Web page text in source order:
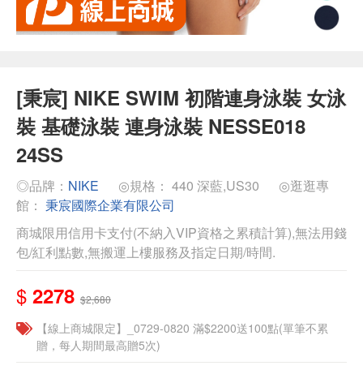
[秉宸] NIKE SWIM 初階連身泳裝 女泳
裝 基礎泳裝 連身泳裝 NESSE018
24SS
◎品牌： NIKE ◎規格： 440 深藍,US30
◎逛逛專
館： 秉宸國際企業有限公司
商城限用信用卡支付(不納入VIP資格之累積計算),無法用錢
包/紅利點數,無搬運上樓服務及指定日期/時間.
$ 2278 $2,680
【線上商城限定】_0729-0820 滿$2200送100點(單筆不累
贈，每人期間最高贈5次)